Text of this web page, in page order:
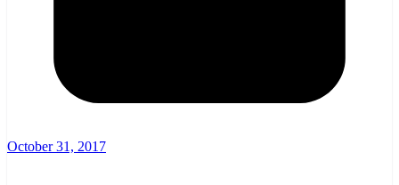
October 31, 2017